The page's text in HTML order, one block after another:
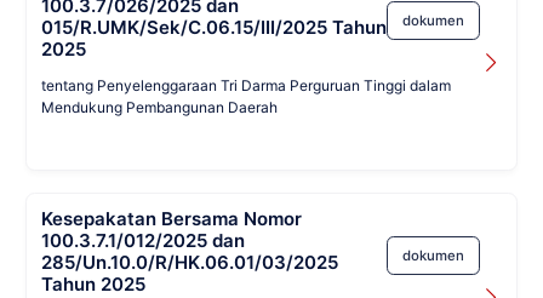
100.3.7/026/2025 dan
015/R.UMK/Sek/C.06.15/III/2025 Tahun
2025
dokumen
tentang Penyelenggaraan Tri Darma Perguruan Tinggi dalam
Mendukung Pembangunan Daerah
Kesepakatan Bersama Nomor
100.3.7.1/012/2025 dan
285/Un.10.0/R/HK.06.01/03/2025
Tahun 2025
dokumen